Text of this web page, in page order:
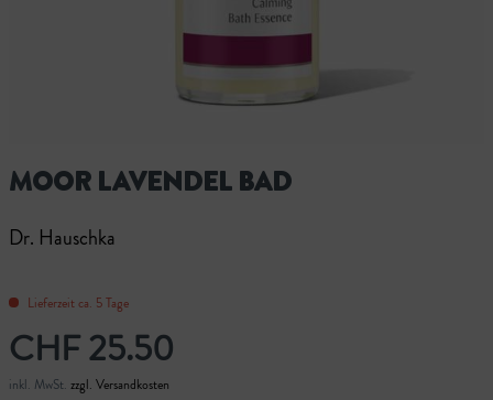
MOOR LAVENDEL BAD
Dr. Hauschka
Lieferzeit ca. 5 Tage
CHF 25.50
inkl. MwSt. zzgl. Versandkosten